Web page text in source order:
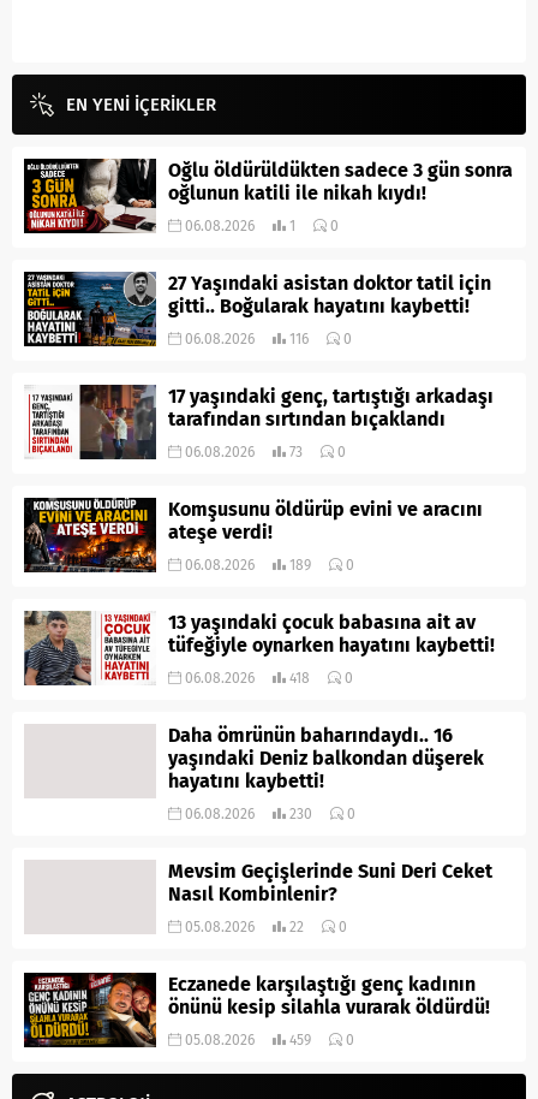
EN YENİ İÇERİKLER
Oğlu öldürüldükten sadece 3 gün sonra
oğlunun katili ile nikah kıydı!
06.08.2026 1 0
27 Yaşındaki asistan doktor tatil için
gitti.. Boğularak hayatını kaybetti!
06.08.2026 116 0
17 yaşındaki genç, tartıştığı arkadaşı
tarafından sırtından bıçaklandı
06.08.2026 73 0
Komşusunu öldürüp evini ve aracını
ateşe verdi!
06.08.2026 189 0
13 yaşındaki çocuk babasına ait av
tüfeğiyle oynarken hayatını kaybetti!
06.08.2026 418 0
Daha ömrünün baharındaydı.. 16
yaşındaki Deniz balkondan düşerek
hayatını kaybetti!
06.08.2026 230 0
Mevsim Geçişlerinde Suni Deri Ceket
Nasıl Kombinlenir?
05.08.2026 22 0
Eczanede karşılaştığı genç kadının
önünü kesip silahla vurarak öldürdü!
05.08.2026 459 0